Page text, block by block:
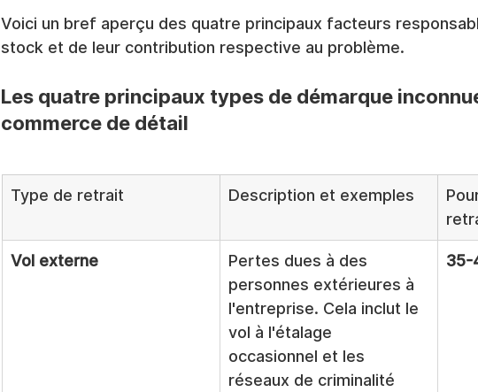
Voici un bref aperçu des quatre principaux facteurs
stock et de leur contribution respective au problème.
Les quatre principaux types de démarque
commerce de détail
Type de retrait Description et exemples
Vol externe
Pertes dues à des
personnes extérieures à
l'entreprise. Cela inclut le
vol à l'étalage
occasionnel et les
réseaux de criminalité
35-